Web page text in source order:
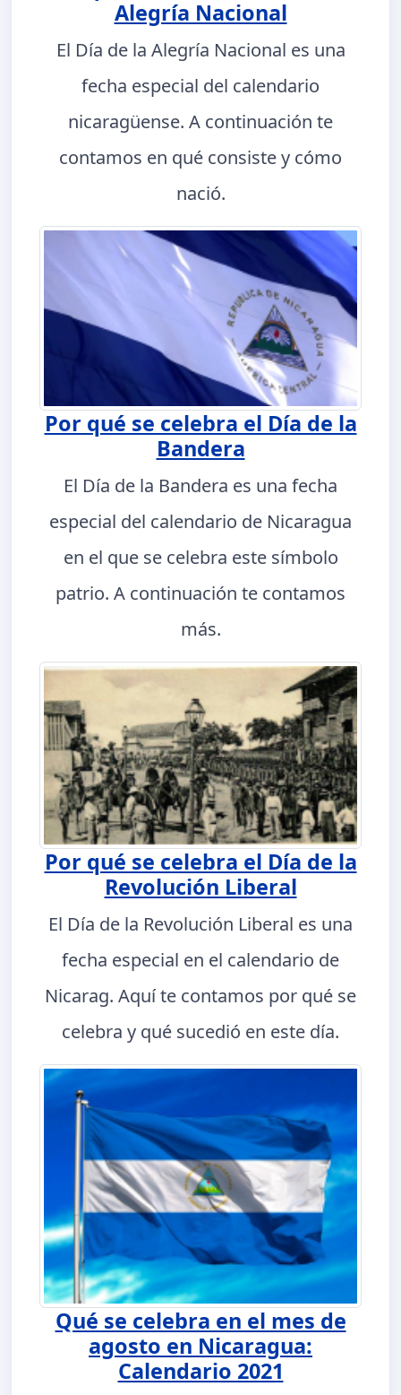
Alegría Nacional
El Día de la Alegría Nacional es una
fecha especial del calendario
nicaragüense. A continuación te
contamos en qué consiste y cómo
nació.
Por qué se celebra el Día de la
Bandera
El Día de la Bandera es una fecha
especial del calendario de Nicaragua
en el que se celebra este símbolo
patrio. A continuación te contamos
más.
Por qué se celebra el Día de la
Revolución Liberal
El Día de la Revolución Liberal es una
fecha especial en el calendario de
Nicarag. Aquí te contamos por qué se
celebra y qué sucedió en este día.
Qué se celebra en el mes de
agosto en Nicaragua:
Calendario 2021